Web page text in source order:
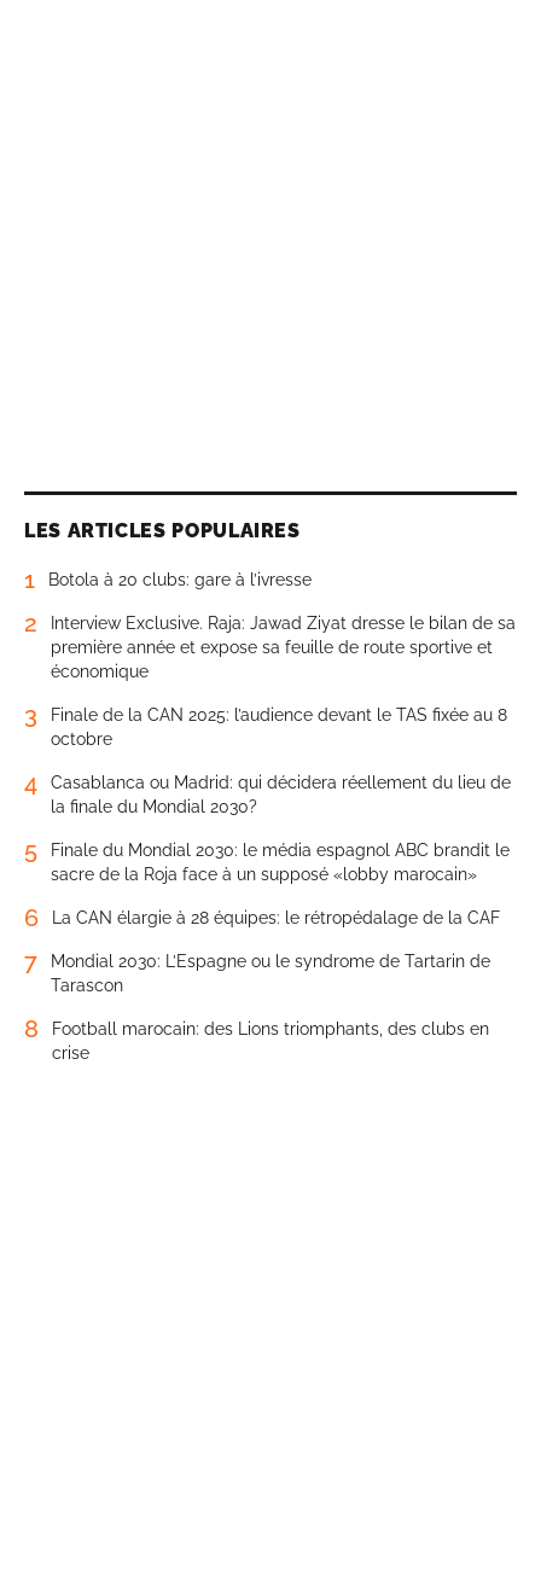
LES ARTICLES POPULAIRES
1 Botola à 20 clubs: gare à l’ivresse
2
Interview Exclusive. Raja: Jawad Ziyat dresse le bilan de sa
première année et expose sa feuille de route sportive et
économique
3
Finale de la CAN 2025: l’audience devant le TAS fixée au 8
octobre
4
Casablanca ou Madrid: qui décidera réellement du lieu de
la finale du Mondial 2030?
5
Finale du Mondial 2030: le média espagnol ABC brandit le
sacre de la Roja face à un supposé «lobby marocain»
6 La CAN élargie à 28 équipes: le rétropédalage de la CAF
7
Mondial 2030: L’Espagne ou le syndrome de Tartarin de
Tarascon
8
Football marocain: des Lions triomphants, des clubs en
crise